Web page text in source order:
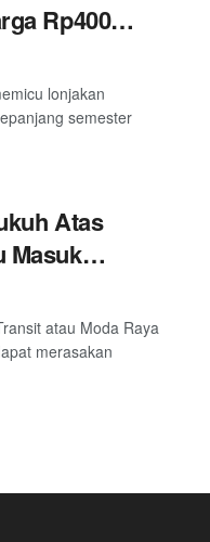
Rp400
lonjakan
semester
Atas
Masuk
atau Moda Raya
merasakan